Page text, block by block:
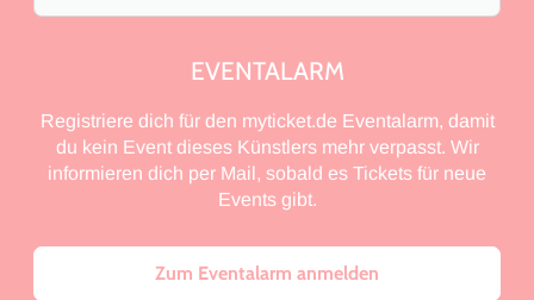
EVENTALARM
Registriere dich für den myticket.de Eventalarm, damit
du kein Event dieses Künstlers mehr verpasst. Wir
informieren dich per Mail, sobald es Tickets für neue
Events gibt.
Zum Eventalarm anmelden